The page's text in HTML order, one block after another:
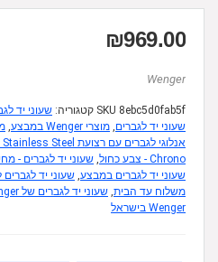
₪969.00
Wenger
SKU 8ebc5d0fab5f קטגוריה: שעוני יד
שעוני יד לגברים, מוצרי Wenger במבצע ,
Chrono - צבע כחול
, שעוני יד לגברים -
שעוני יד לגברים במבצע, שעוני יד לגברים
משלוח עד הבית, שעוני יד לגברים של Wenger בהנחה
Wenger בישראל